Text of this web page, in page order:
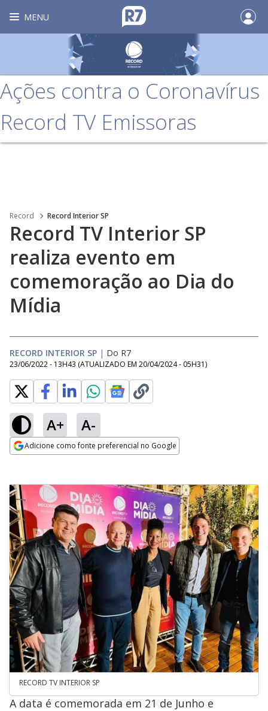
MENU
Ações contra o Coronavírus
Record TV Emissoras
Record Record Interior SP
Record TV Interior SP
realiza evento em
comemoração ao Dia do
Mídia
RECORD INTERIOR SP | Do R7
23/06/2022 - 13H43 (ATUALIZADO EM 20/04/2024 - 05H31)
A+ A-
Adicione como fonte preferencial no Google
RECORD TV INTERIOR SP
A data é comemorada em 21 de Junho e